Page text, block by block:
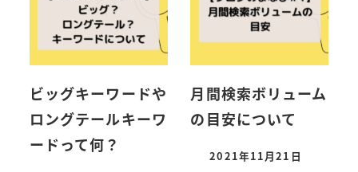
ビッグキーワードや
ロングテールキーワ
ードって何？
月間検索ボリューム
の目安について
2021年11月21日